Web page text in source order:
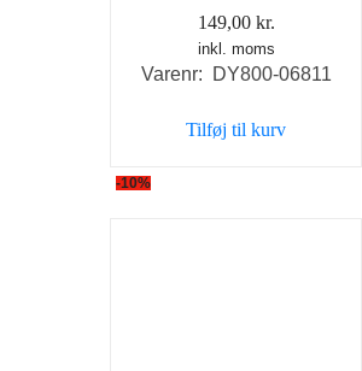
149,00 kr.
inkl. moms
Varenr: DY800-06811
Tilføj til kurv
-10%